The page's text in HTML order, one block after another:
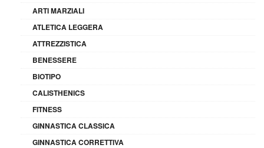
ARTI MARZIALI
ATLETICA LEGGERA
ATTREZZISTICA
BENESSERE
BIOTIPO
CALISTHENICS
FITNESS
GINNASTICA CLASSICA
GINNASTICA CORRETTIVA